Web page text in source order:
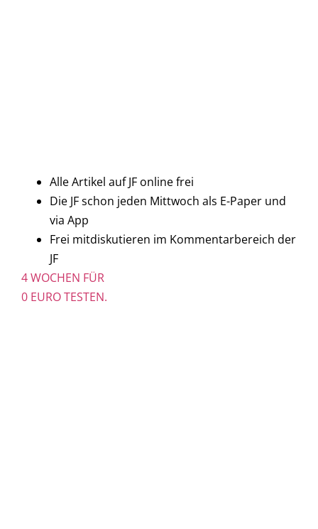
Alle Artikel auf JF online frei
Die JF schon jeden Mittwoch als E-Paper und
via App
Frei mitdiskutieren im Kommentarbereich der
JF
4 WOCHEN FÜR
0 EURO TESTEN.